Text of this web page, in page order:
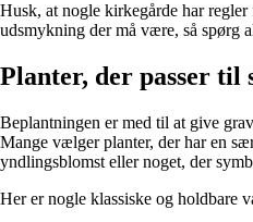
Husk, at nogle kirkegårde har
udsmykning der må være, så spørg
Planter, der passer til
Beplantningen er med til at give
Mange vælger planter, der har en
yndlingsblomst eller noget, der
Her er nogle klassiske og holdbare